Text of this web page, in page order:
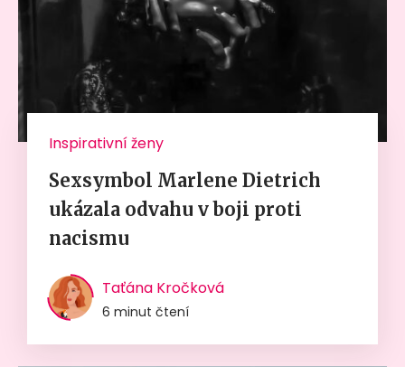
Inspirativní ženy
Sexsymbol Marlene Dietrich
ukázala odvahu v boji proti
nacismu
Taťána Kročková
6 minut čtení